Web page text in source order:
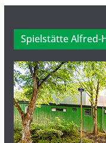
Spielstätte Alfred-